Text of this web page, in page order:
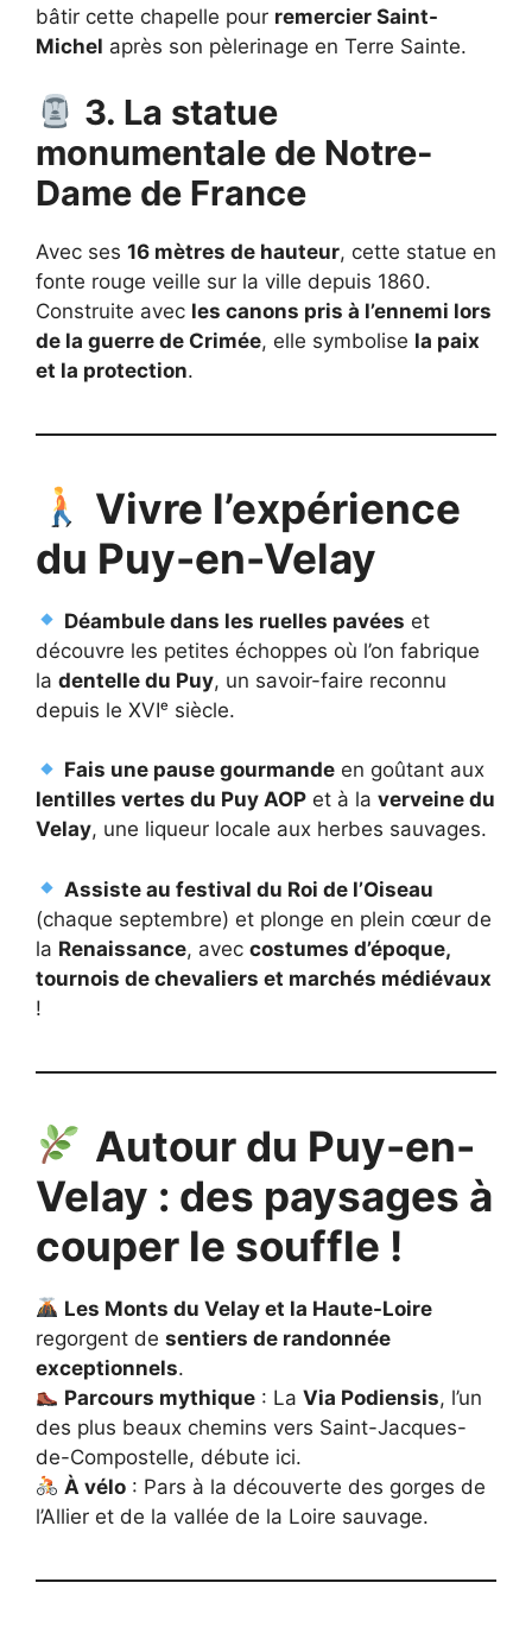
bâtir cette chapelle pour remercier Saint-
Michel après son pèlerinage en Terre Sainte.
3. La statue
monumentale de Notre-
Dame de France
Avec ses 16 mètres de hauteur, cette statue en
fonte rouge veille sur la ville depuis 1860.
Construite avec les canons pris à l’ennemi lors
de la guerre de Crimée, elle symbolise la paix
et la protection.
Vivre l’expérience
du Puy-en-Velay
Déambule dans les ruelles pavées et
découvre les petites échoppes où l’on fabrique
la dentelle du Puy, un savoir-faire reconnu
depuis le XVIᵉ siècle.
Fais une pause gourmande en goûtant aux
lentilles vertes du Puy AOP et à la verveine du
Velay, une liqueur locale aux herbes sauvages.
Assiste au festival du Roi de l’Oiseau
(chaque septembre) et plonge en plein cœur de
la Renaissance, avec costumes d’époque,
tournois de chevaliers et marchés médiévaux
!
Autour du Puy-en-
Velay : des paysages à
couper le souffle !
Les Monts du Velay et la Haute-Loire
regorgent de sentiers de randonnée
exceptionnels.
Parcours mythique : LaVia Podiensis, l’un
des plus beaux chemins vers Saint-Jacques-
de-Compostelle, débute ici.
À vélo : Pars à la découverte des gorges de
l’Allier et de la vallée de la Loire sauvage.